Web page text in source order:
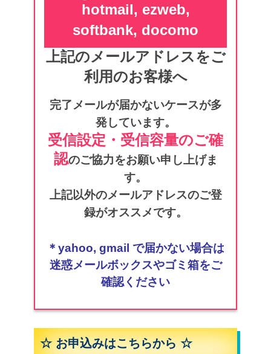
hotmail, ezweb,
softbank, docomo
上記のメールアドレスをご
利用のお客様へ
完了メールが届かないケースが多
発しています。
受信設定・受信容量のご確
認のご協力をお願い申し上げま
す。
上記以外のメールアドレスのご登
録がオススメです。
＊yahoo, gmail で届かない場合は
迷惑メールボックスやゴミ箱をご
確認ください
☆ お申込みはこちらから ☆